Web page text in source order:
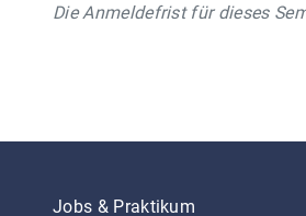
Die Anmeldefrist für dieses
Jobs & Praktikum